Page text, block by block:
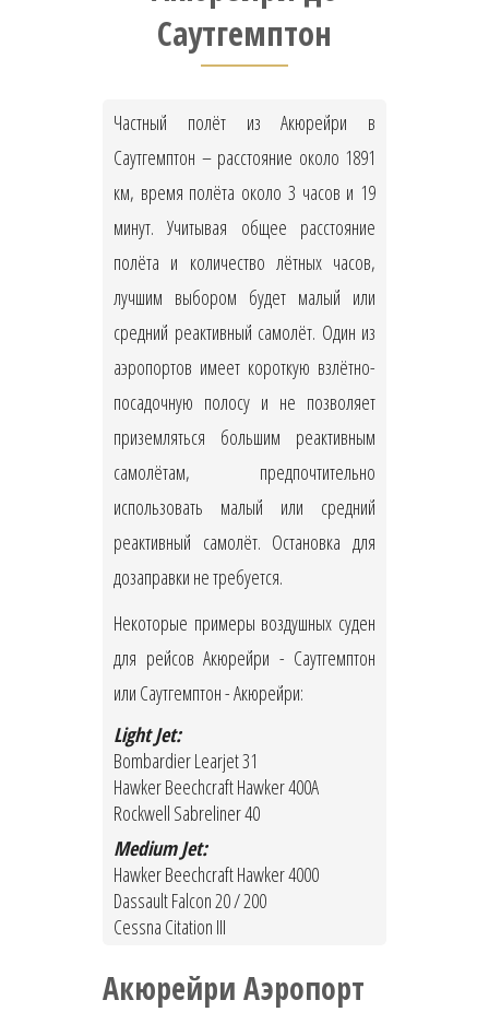
Саутгемптон
Частный полёт из Акюрейри в
Саутгемптон – расстояние около 1891
км, время полёта около 3 часов и 19
минут. Учитывая общее расстояние
полёта и количество лётных часов,
лучшим выбором будет малый или
средний реактивный самолёт. Один из
аэропортов имеет короткую взлётно-
посадочную полосу и не позволяет
приземляться большим реактивным
самолётам, предпочтительно
использовать малый или средний
реактивный самолёт. Остановка для
дозаправки не требуется.
Некоторые примеры воздушных суден
для рейсов Акюрейри - Саутгемптон
или Саутгемптон - Акюрейри:
Light Jet:
Bombardier Learjet 31
Hawker Beechcraft Hawker 400A
Rockwell Sabreliner 40
Medium Jet:
Hawker Beechcraft Hawker 4000
Dassault Falcon 20 / 200
Cessna Citation III
Акюрейри Аэропорт